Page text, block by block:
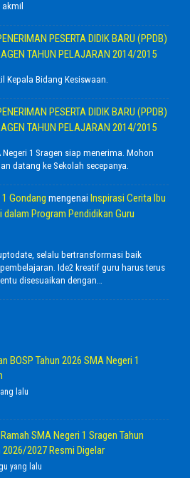
PESERTA DIDIK BARU (PPDB)
TAHUN PELAJARAN 2014/2015
Kepala Bidang Kesiswaan.
PESERTA DIDIK BARU (PPDB)
TAHUN PELAJARAN 2014/2015
1 Sragen siap menerima. Mohon
datang ke Sekolah secepanya.
Gondang mengenai Inspirasi Cerita Ibu
dalam Program Pendidikan Guru
selalu bertransformasi baik
Ide2 kreatif guru harus terus
disesuaikan dengan…
BOSP Tahun 2026 SMA Negeri 1
lalu
SMA Negeri 1 Sragen Tahun
2026/2027 Resmi Digelar
yang lalu